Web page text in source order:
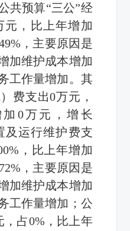
共预算“三公”经
元，比上年增加
，主要原因是
加维护成本增加
工作量增加 。其
费支出0万元，
0万元，增长
及运行维护费支
，比上年增加
，主要原因是
加维护成本增加
工作量增加 ；公
，占0% ，比上年